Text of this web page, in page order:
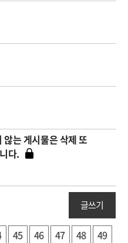
는 게시물은 삭제 또
다.
글쓰기
45 46 47 48
49